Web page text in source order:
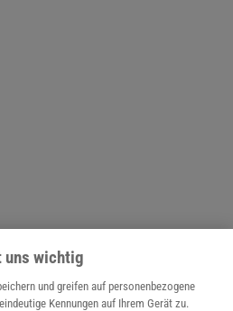
OBEN
uns wichtig
und greifen auf personenbezogene
Kennungen auf Ihrem Gerät zu.